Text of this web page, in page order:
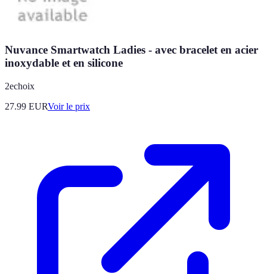
Nuvance Smartwatch Ladies - avec bracelet en acier
inoxydable et en silicone
2echoix
27.99 EURVoir le prix